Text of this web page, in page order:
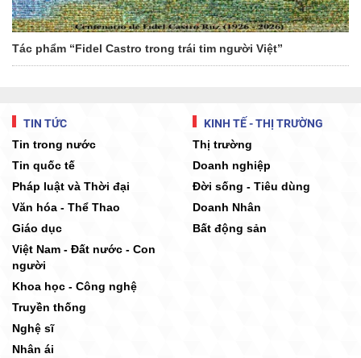
Tác phẩm “Fidel Castro trong trái tim người Việt”
TIN TỨC
Tin trong nước
Tin quốc tế
Pháp luật và Thời đại
Văn hóa - Thể Thao
Giáo dục
Việt Nam - Đất nước - Con
người
Khoa học - Công nghệ
Truyền thống
Nghệ sĩ
Nhân ái
KINH TẾ - THỊ TRƯỜNG
Thị trường
Doanh nghiệp
Đời sống - Tiêu dùng
Doanh Nhân
Bất động sản